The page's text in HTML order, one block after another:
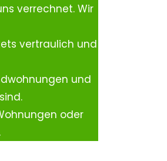
verrechnet. Wir
vertraulich und
und
oder